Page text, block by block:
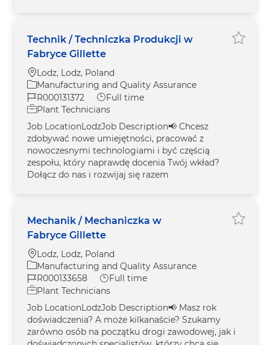
Technik / Techniczka Produkcji w
Fabryce Gillette
Location
Lodz, Lodz, Poland
Category
Manufacturing and Quality Assurance
Job Id
R000131372 Job Type
Full time
Plant Technicians
Job LocationLodzJob Description📢 Chcesz
zdobywać nowe umiejętności, pracować z
nowoczesnymi technologiami i być częścią
zespołu, który naprawdę docenia Twój wkład?
Dołącz do nas i rozwijaj się razem
Save
Mechanik / Mechaniczka w
Fabryce Gillette
Location
Lodz, Lodz, Poland
Category
Manufacturing and Quality Assurance
Job Id
R000133658 Job Type
Full time
Plant Technicians
Job LocationLodzJob Description📢 Masz rok
doświadczenia? A może kilkanaście? Szukamy
zarówno osób na początku drogi zawodowej, jak i
Save